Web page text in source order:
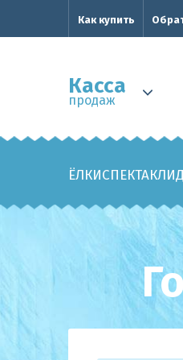
Как купить
Касса
продаж
ЁЛКИСПЕКТАКЛИ